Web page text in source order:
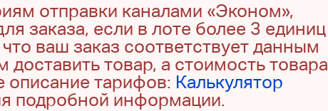
отправки каналами «Эконом»,
заказа, если в лоте более 3 единиц
ваш заказ соответствует данным
товар, а стоимость товара
описание тарифов: Калькулятор
подробной информации.